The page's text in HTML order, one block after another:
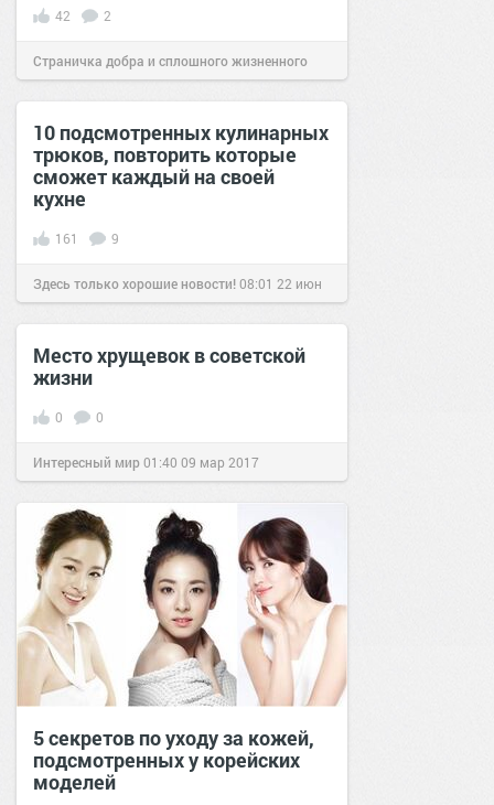
42 2
Страничка добра и сплошного жизненного
позитива! 13:0112 фев 2019
10 подсмотренных кулинарных
трюков, повторить которые
сможет каждый на своей
кухне
161 9
Здесь только хорошие новости!08:01 22 июн
2019
Место хрущевок в советской
жизни
0 0
Интересный мир01:40 09 мар 2017
5 секретов по уходу за кожей,
подсмотренных у корейских
моделей